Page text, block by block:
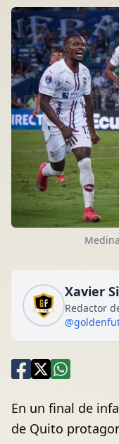
Xavier
Redactor
En un final de
de Quito